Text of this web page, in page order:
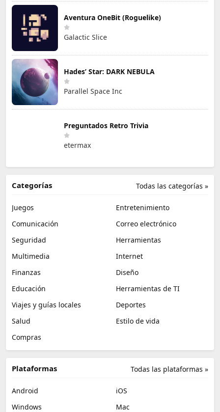
Aventura OneBit (Roguelike)
Galactic Slice
Hades’ Star: DARK NEBULA
Parallel Space Inc
Preguntados Retro Trivia
etermax
Todas las categorías »
Categorías
Juegos
Entretenimiento
Comunicación
Correo electrónico
Seguridad
Herramientas
Multimedia
Internet
Finanzas
Diseño
Educación
Herramientas de TI
Viajes y guías locales
Deportes
Salud
Estilo de vida
Compras
Todas las plataformas »
Plataformas
Android
iOS
Windows
Mac